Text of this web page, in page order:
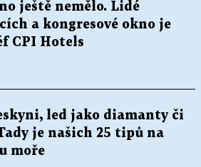
ještě nemělo. Lidé
a kongresové okno je
CPI Hotels
led jako diamanty či
je našich 25 tipů na
moře